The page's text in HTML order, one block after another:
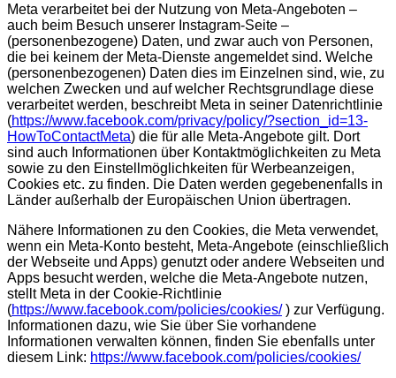
Meta verarbeitet bei der Nutzung von Meta-Angeboten –
auch beim Besuch unserer Instagram-Seite –
(personenbezogene) Daten, und zwar auch von Personen,
die bei keinem der Meta-Dienste angemeldet sind. Welche
(personenbezogenen) Daten dies im Einzelnen sind, wie, zu
welchen Zwecken und auf welcher Rechtsgrundlage diese
verarbeitet werden, beschreibt Meta in seiner Datenrichtlinie
(https://www.facebook.com/privacy/policy/?section_id=13-
HowToContactMeta) die für alle Meta-Angebote gilt. Dort
sind auch Informationen über Kontaktmöglichkeiten zu Meta
sowie zu den Einstellmöglichkeiten für Werbeanzeigen,
Cookies etc. zu finden. Die Daten werden gegebenenfalls in
Länder außerhalb der Europäischen Union übertragen.
Nähere Informationen zu den Cookies, die Meta verwendet,
wenn ein Meta-Konto besteht, Meta-Angebote (einschließlich
der Webseite und Apps) genutzt oder andere Webseiten und
Apps besucht werden, welche die Meta-Angebote nutzen,
stellt Meta in der Cookie-Richtlinie
(https://www.facebook.com/policies/cookies/) zur Verfügung.
Informationen dazu, wie Sie über Sie vorhandene
Informationen verwalten können, finden Sie ebenfalls unter
diesem Link: https://www.facebook.com/policies/cookies/